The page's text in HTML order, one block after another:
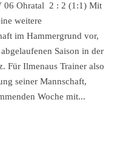
06 Ohratal 2 : 2 (1:1) Mit
weitere
im Hammergrund vor,
Saison in der
Für Ilmenaus Trainer also
seiner Mannschaft,
Woche mit...